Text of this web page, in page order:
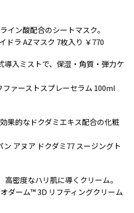
イン酸配合のシートマスク。
ドラ AZマスク 7枚入り ￥770
導入ミストで、保湿・角質・弾力ケ
ァーストスプレーセラム 100ml
果的なドクダミエキス配合の化粧
アヌア ドクダミ77 スージングト
密度なハリ肌に導くクリーム。
ダーム™ 3D リフティングクリーム